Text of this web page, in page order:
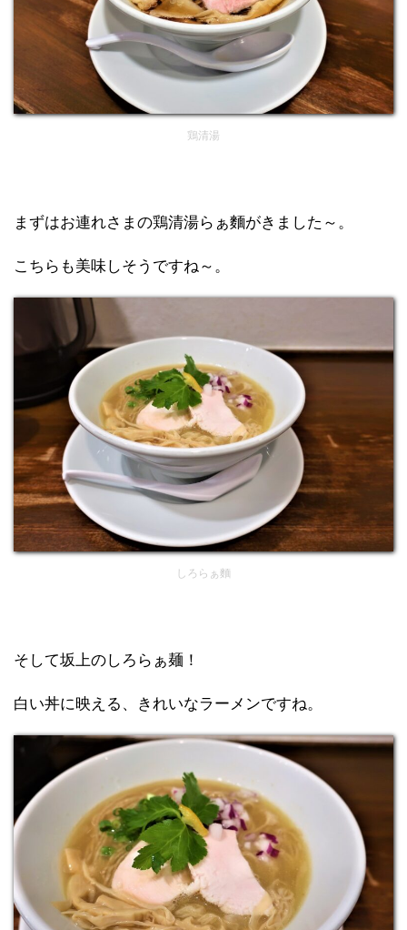
鶏清湯
まずはお連れさまの鶏清湯らぁ麵がきました～。
こちらも美味しそうですね～。
しろらぁ麵
そして坂上のしろらぁ麺！
白い丼に映える、きれいなラーメンですね。